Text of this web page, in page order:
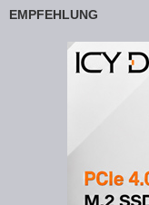
EMPFEHLUNG